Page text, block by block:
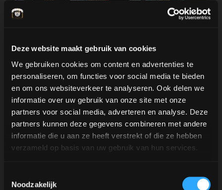
Deze website maakt gebruik van cookies
We gebruiken cookies om content en advertenties te
personaliseren, om functies voor social media te bieden
en om ons websiteverkeer te analyseren. Ook delen we
informatie over uw gebruik van onze site met onze
partners voor social media, adverteren en analyse. Deze
partners kunnen deze gegevens combineren met andere
informatie die u aan ze heeft verstrekt of die ze hebben
verzameld op basis van uw gebruik van hun services.
Noodzakelijk
Cafè a la ubicació
adequada, l'aroma del cafè i la carta de cafès